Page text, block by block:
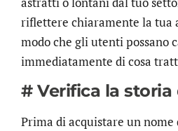
riflettere chiaramente la tua
modo che gli utenti possano
immediatamente di cosa
# Verifica la
Prima di acquistare un